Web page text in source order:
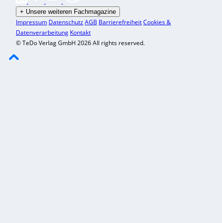
+ Unsere weiteren Fachmagazine
Impressum DatenschutzAGB BarrierefreiheitCookies &
Datenverarbeitung Kontakt
© TeDo Verlag GmbH 2026 All rights reserved.